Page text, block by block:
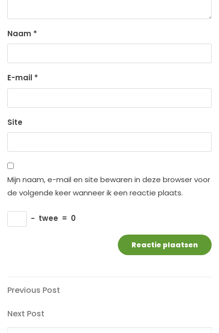
Naam *
E-mail *
Site
Mijn naam, e-mail en site bewaren in deze browser voor
de volgende keer wanneer ik een reactie plaats.
− twee = 0
Berichtnavigatie
Previous
Previous Post
Next
Next Post